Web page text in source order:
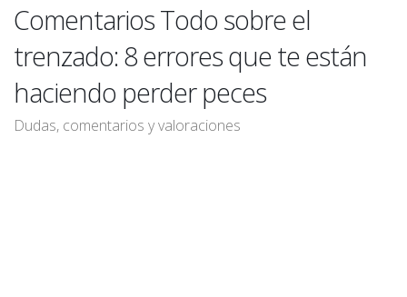
Comentarios Todo sobre el
trenzado: 8 errores que te están
haciendo perder peces
Dudas, comentarios y valoraciones